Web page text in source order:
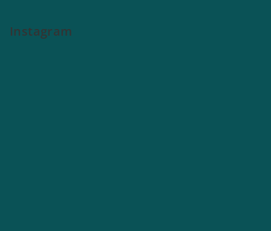
Instagram